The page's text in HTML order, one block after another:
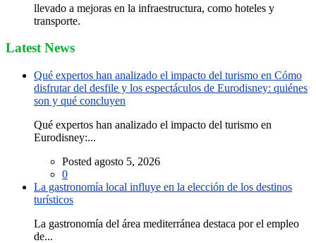
llevado a mejoras en la infraestructura, como hoteles y
transporte.
Latest News
Qué expertos han analizado el impacto del turismo en Cómo
disfrutar del desfile y los espectáculos de Eurodisney: quiénes
son y qué concluyen
Qué expertos han analizado el impacto del turismo en
Eurodisney:...
Posted agosto 5, 2026
0
La gastronomía local influye en la elección de los destinos
turísticos
La gastronomía del área mediterránea destaca por el empleo
de...